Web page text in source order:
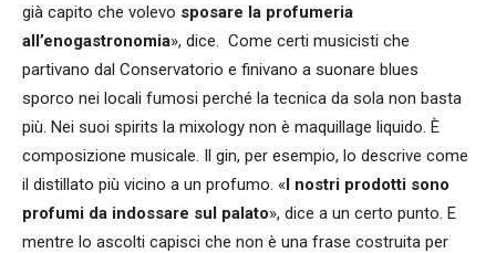
già capito che volevo sposare la profumeria
all’enogastronomia», dice. Come certi musicisti che
partivano dal Conservatorio e finivano a suonare blues
sporco nei locali fumosi perché la tecnica da sola non basta
più. Nei suoi spirits la mixology non è maquillage liquido. È
composizione musicale. Il gin, per esempio, lo descrive come
il distillato più vicino a un profumo. «I nostri prodotti sono
profumi da indossare sul palato», dice a un certo punto. E
mentre lo ascolti capisci che non è una frase costruita per